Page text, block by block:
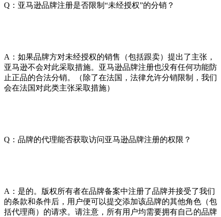
Q：亚马逊品牌注册是否限制“未经授权”的分销？
A：如果品牌方对未经授权的销售（包括跟卖）提出了主张，
亚马逊不会对此采取措施。亚马逊品牌注册也没有任何功能防
止正品的合法分销。（除了在法国，法律允许分销限制，我们
会在法国对此类主张采取措施）
Q：品牌的代理能否获取访问亚马逊品牌注册的权限？
A：是的。版权所有者在品牌备案中注册了品牌并接受了我们
的条款和条件后，用户便可以提交添加该品牌的其他角色（包
括代理商）的请求。请注意，所有用户均需要拥有自己的品牌